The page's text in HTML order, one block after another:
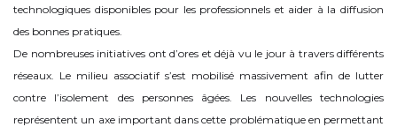
technologiques disponibles pour les professionnels et aider à la diffusion
des bonnes pratiques.
De nombreuses initiatives ont d’ores et déjà vu le jour à travers différents
réseaux. Le milieu associatif s’est mobilisé massivement afin de lutter
contre l’isolement des personnes âgées. Les nouvelles technologies
représentent un axe important dans cette problématique en permettant